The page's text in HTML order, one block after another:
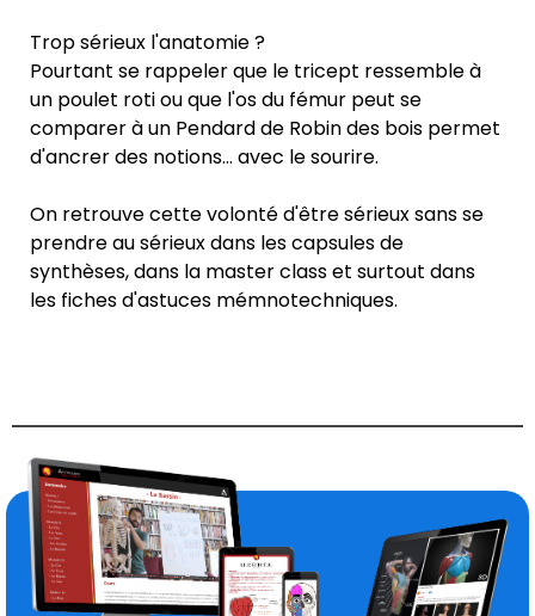
Trop sérieux l'anatomie ?
Pourtant se rappeler que le tricept ressemble à
un poulet roti ou que l'os du fémur peut se
comparer à un Pendard de Robin des bois permet
d'ancrer des notions... avec le sourire.
On retrouve cette volonté d'être sérieux sans se
prendre au sérieux dans les capsules de
synthèses, dans la master class et surtout dans
les fiches d'astuces mémnotechniques.